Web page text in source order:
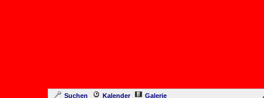
Suchen Kalender
Galerie